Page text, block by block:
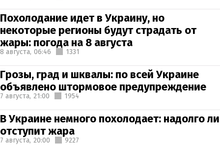
Похолодание идет в Украину, но
некоторые регионы будут страдать от
жары: погода на 8 августа
8 августа, 06:46 1331
Грозы, град и шквалы: по всей Украине
объявлено штормовое предупреждение
7 августа, 21:00 1954
В Украине немного похолодает: надолго ли
отступит жара
7 августа, 20:00 9227